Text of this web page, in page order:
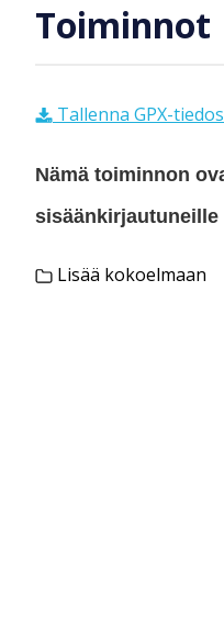
Toiminnot
Tallenna GPX-
Nämä toiminnon
Lisää kokoelmaan